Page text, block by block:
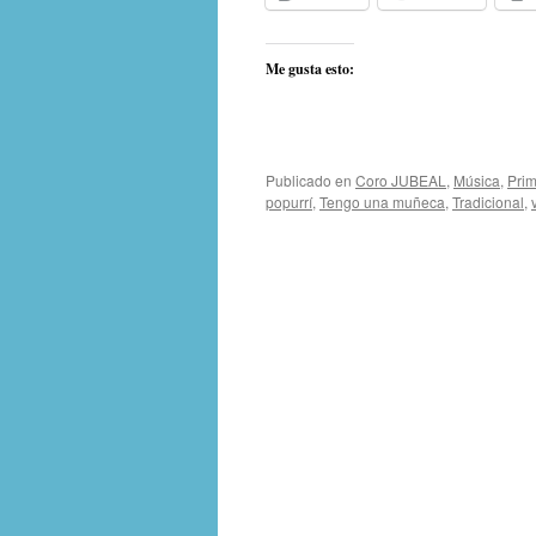
Me gusta esto:
Publicado en Coro JUBEAL , Música,
popurrí, Tengo una muñeca, Tradicional,